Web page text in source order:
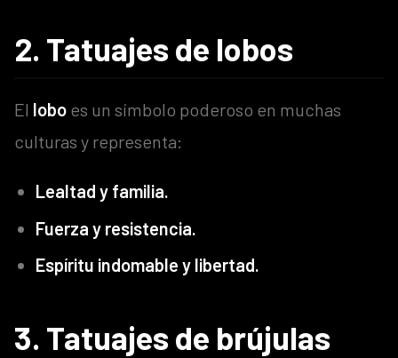
2. Tatuajes de lobos
El lobo es un símbolo poderoso en muchas
culturas y representa:
Lealtad y familia.
Fuerza y resistencia.
Espíritu indomable y libertad.
3. Tatuajes de brújulas